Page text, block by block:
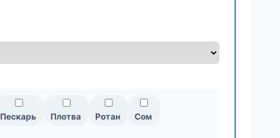
Пескарь Плотва Ротан Сом